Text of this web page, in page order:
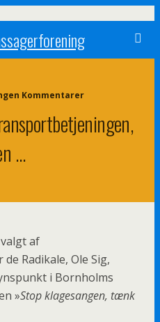
Kommentarer
…
af
Radikale, Ole Sig,
i Bornholms
»Stop klagesangen, tænk